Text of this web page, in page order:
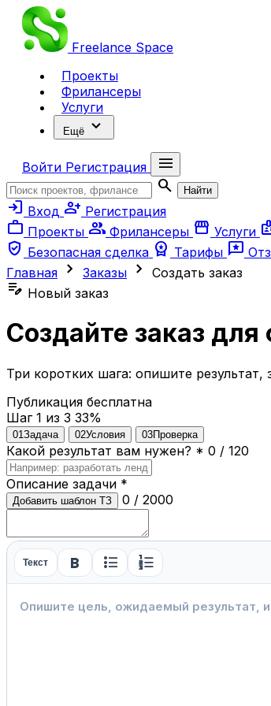
Freelance Space
Проекты
Фрилансеры
Услуги
Ещё expand_more
Войти Регистрация
menu
search
Найти
login Вход person_add Регистрация
work Проекты group Фрилансеры storefront Услуги
verified_user Безопасная сделка workspace_premium Тарифы reviews
Главная chevron_right Заказы chevron_right Создать заказ
edit_note Новый заказ
Создайте заказ
Три коротких шага: опишите результат,
Публикация бесплатна
Шаг 1 из 3 33%
01 Задача 02Условия 03Проверка
Какой результат вам нужен? * 0 / 120
Описание задачи *
Добавить шаблон ТЗ 0 / 2000
Текст format_bold format_list_bulleted format_list_numbered